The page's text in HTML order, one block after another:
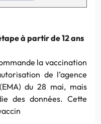
à partir de 12 ans
la vaccination
de l’agence
du 28 mai, mais
des données. Cette